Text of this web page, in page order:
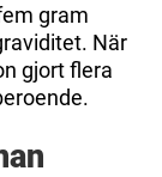
gram
När
gjort flera